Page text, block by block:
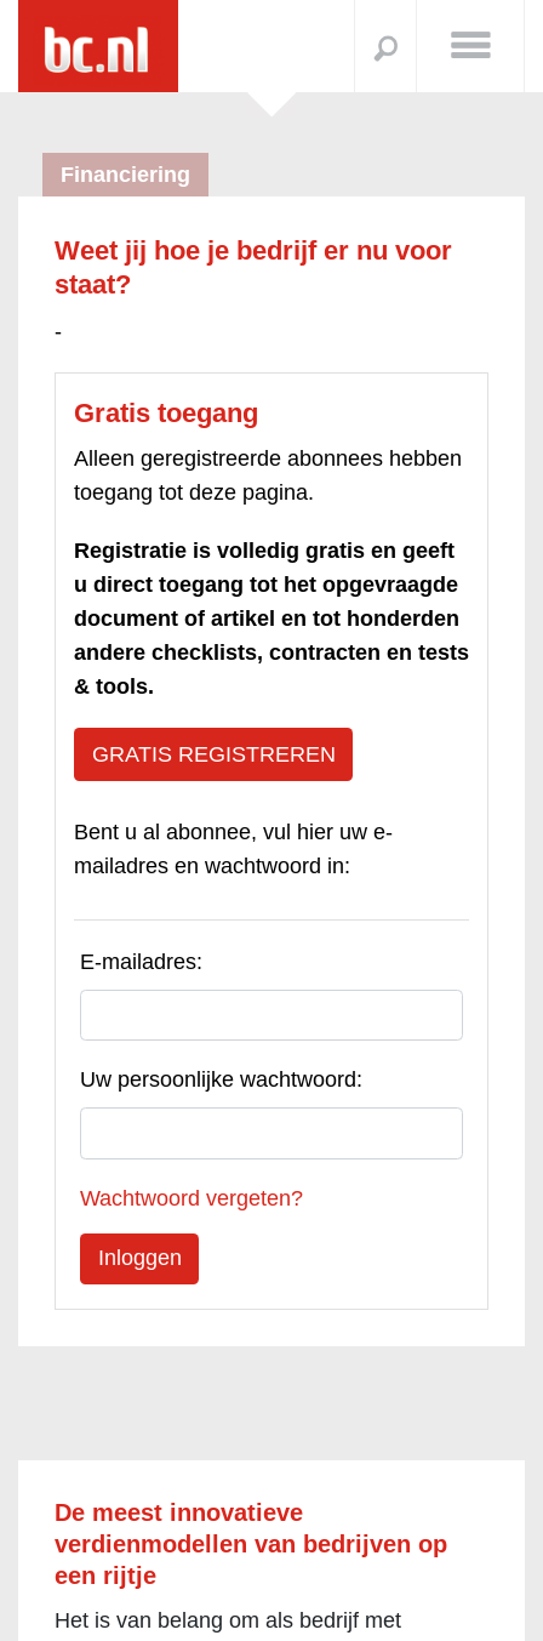
Financiering
Weet jij hoe je bedrijf er nu voor
staat?
-
Gratis toegang
Alleen geregistreerde abonnees hebben
toegang tot deze pagina.
Registratie is volledig gratis en geeft
u direct toegang tot het opgevraagde
document of artikel en tot honderden
andere checklists, contracten en tests
& tools.
GRATIS REGISTREREN
Bent u al abonnee, vul hier uw e-
mailadres en wachtwoord in:
E-mailadres:
Uw persoonlijke wachtwoord:
Wachtwoord vergeten?
De meest innovatieve
verdienmodellen van bedrijven op
een rijtje
Het is van belang om als bedrijf met